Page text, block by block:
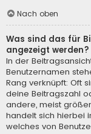
Nach oben
Was sind das für
angezeigt werden?
In der
Benutzernamen
Rang verknüpft: Oft
deine Beitragszahl
andere, meist
handelt sich hierbei
welches von